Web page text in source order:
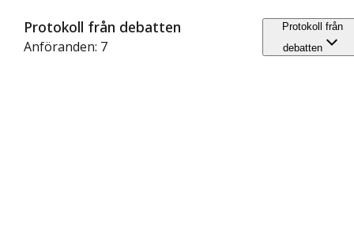
Protokoll från debatten
Anföranden: 7
Protokoll från
debatten